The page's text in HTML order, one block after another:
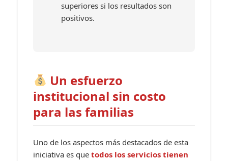
superiores si los resultados son
positivos.
Un esfuerzo
institucional sin costo
para las familias
Uno de los aspectos más destacados de esta
iniciativa es que todos los servicios tienen